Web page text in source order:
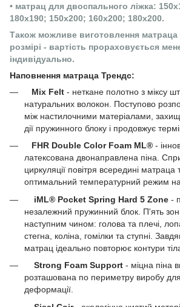
• матрац для двоспального ліжка:
180х190; 150х200; 160х200; 180х200.
Також можливе виготовлення
розмірі - вартість прораховується
індивідуально.
Наповнення матраца Трендс:
Mix Felt - неткане полотно з міксу
натуральних волокон. Поступово
між настилочними матеріалами,
дії пружинного блоку і продовжує
FHR Double Color Foam ML® -
латексована двонаправлена ​​піна.
циркуляції повітря всередині матраца
оптимальний температурний режим на
iML® Pocket Spring Hard 5 Zone -
незалежний пружинний блок. П'ять
наступним чином: голова та плечі,
стегна, коліна, гомілки та ступні.
матрац ідеально повторює контури
Strong Foam Support - міцна піна
розташована по периметру виробу для
деформації.